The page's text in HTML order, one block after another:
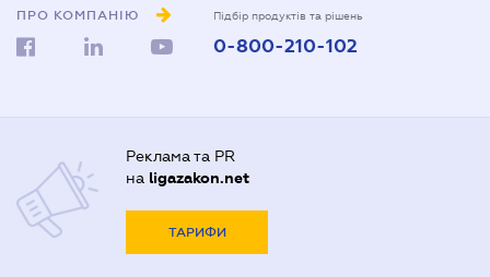
ПРО КОМПАНІЮ Підбір продуктів та рішень
0-800-210-102
Реклама та PR
на ligazakon.net
ТАРИФИ